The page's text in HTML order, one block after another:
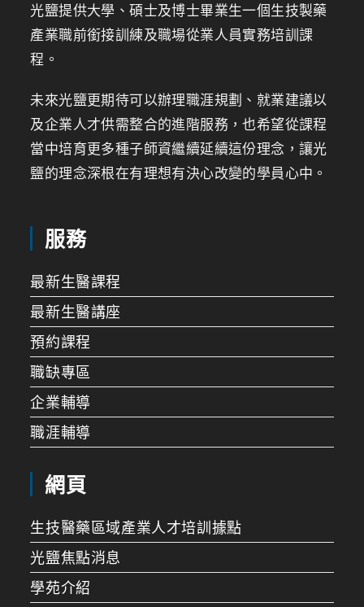
光鹽提供大學、碩士及博士畢業生一個生技製藥
產業職前銜接訓練及職場從業人員實務培訓課
程。
未來光鹽更期待可以辦理職涯規劃、就業建議以
及企業人才供需整合的進階服務，也希望從課程
當中培育更多種子師資繼續延續這份理念，讓光
鹽的理念深根在有理想有決心改變的學員心中。
服務
最新生醫課程
最新生醫講座
預約課程
職缺專區
企業輔導
職涯輔導
網頁
生技醫藥區域產業人才培訓據點
光鹽焦點消息
學苑介紹